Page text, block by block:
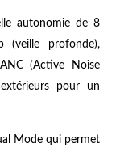
autonomie de 8
(veille profonde),
(Active Noise
pour un
Mode qui permet